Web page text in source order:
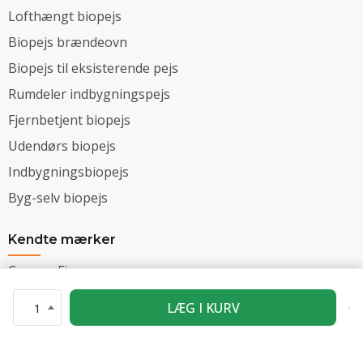
1 LÆG I KURV
Lofthængt biopejs
Biopejs brændeovn
Biopejs til eksisterende pejs
Rumdeler indbygningspejs
Fjernbetjent biopejs
Udendørs biopejs
Indbygningsbiopejs
Byg-selv biopejs
Kendte mærker
Cocoon Fires
Planika Fires
Effeuno